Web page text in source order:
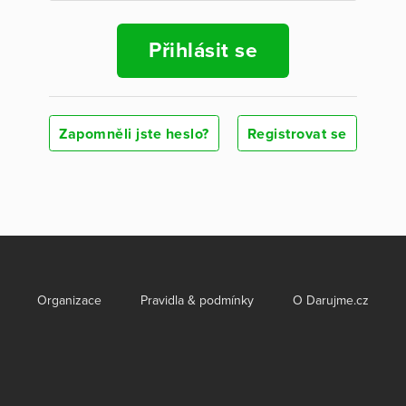
Přihlásit se
Zapomněli jste heslo? Registrovat se
Organizace Pravidla & podmínky O Darujme.cz